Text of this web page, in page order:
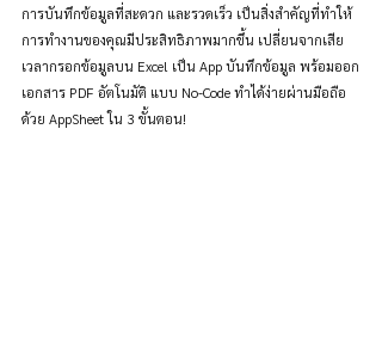
การบันทึกข้อมูลที่สะดวก และรวดเร็ว เป็นสิ่งสำคัญที่ทำให้
การทำงานของคุณมีประสิทธิภาพมากขึ้น เปลี่ยนจากเสีย
เวลากรอกข้อมูลบน Excel เป็น App บันทึกข้อมูล พร้อมออก
เอกสาร PDF อัตโนมัติ แบบ No-Code ทำได้ง่ายผ่านมือถือ
ด้วย AppSheet ใน 3 ขั้นตอน!